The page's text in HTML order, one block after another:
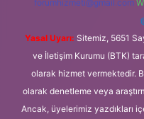
forumhizmeti@gmail.com
Yasal Uyarı: Sitemiz, 5651
ve İletişim Kurumu (BTK)
olarak hizmet vermektedir.
olarak denetleme veya
Ancak, üyelerimiz yazdıkları